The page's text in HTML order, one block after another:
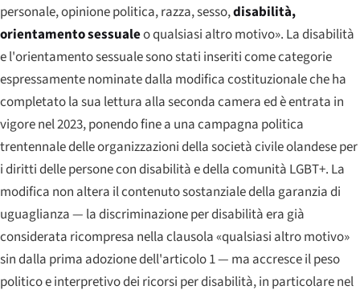
personale, opinione politica, razza, sesso,disabilità,
orientamento sessualeo qualsiasi altro motivo». La disabilità
e l'orientamento sessuale sono stati inseriti come categorie
espressamente nominate dalla modifica costituzionale che ha
completato la sua lettura alla seconda camera ed è entrata in
vigore nel 2023, ponendo fine a una campagna politica
trentennale delle organizzazioni della società civile olandese per
i diritti delle persone con disabilità e della comunità LGBT+. La
modifica non altera il contenuto sostanziale della garanzia di
uguaglianza — la discriminazione per disabilità era già
considerata ricompresa nella clausola «qualsiasi altro motivo»
sin dalla prima adozione dell'articolo 1 — ma accresce il peso
politico e interpretivo dei ricorsi per disabilità, in particolare nel